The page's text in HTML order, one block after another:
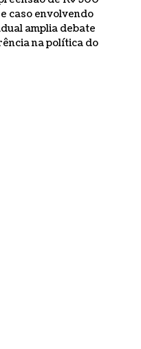
caso envolvendo
amplia debate
na política do